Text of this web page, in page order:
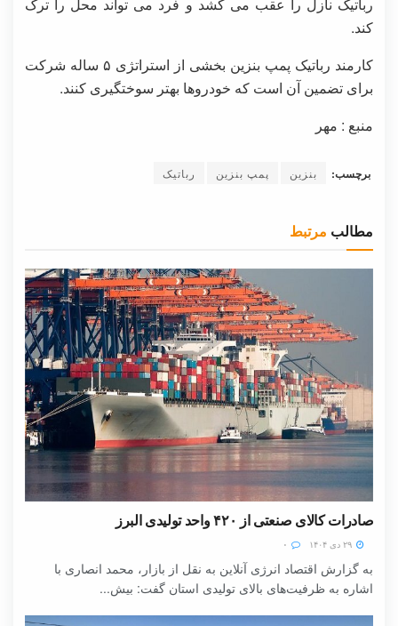
کند.
کارمند رباتیک پمپ بنزین بخشی از استراتژی ۵ ساله شرکت
برای تضمین آن است که خودروها بهتر سوختگیری کنند.
منبع : مهر
برچسب: بنزین پمپ بنزین رباتیک
مطالب مرتبط
صادرات کالای صنعتی از ۴۲۰ واحد تولیدی البرز
به گزارش اقتصاد انرژی آنلاین به نقل از بازار، محمد انصاری با
اشاره به ظرفیت‌های بالای تولیدی استان گفت: بیش...